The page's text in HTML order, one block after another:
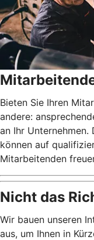
Bieten Sie Ihren
andere:
an Ihr Unternehmen.
können auf
Mitarbeitenden
Nicht das
Wir bauen unseren
aus, um Ihnen in